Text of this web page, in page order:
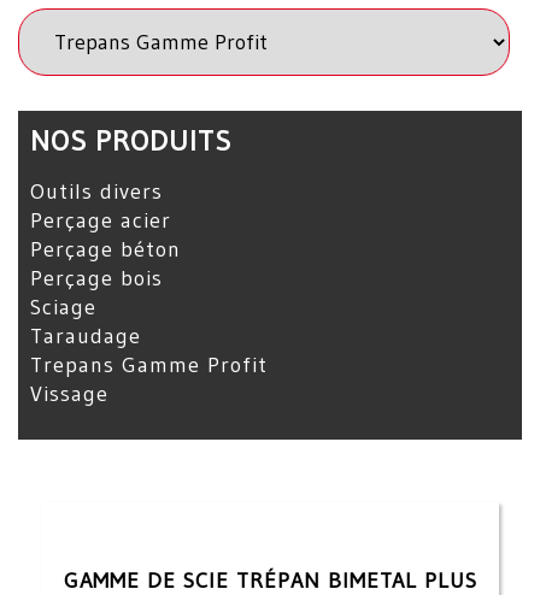
NOS PRODUITS
Outils divers
Perçage acier
Perçage béton
Perçage bois
Sciage
Taraudage
Trepans Gamme Profit
Vissage
GAMME DE SCIE TRÉPAN BIMETAL PLUS